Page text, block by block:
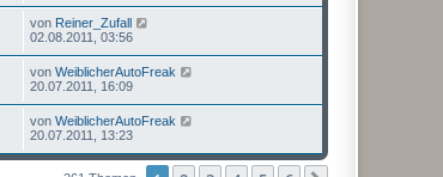
von Reiner_Zufall
02.08.2011, 03:56
von WeiblicherAutoFreak
20.07.2011, 16:09
von WeiblicherAutoFreak
20.07.2011, 13:23